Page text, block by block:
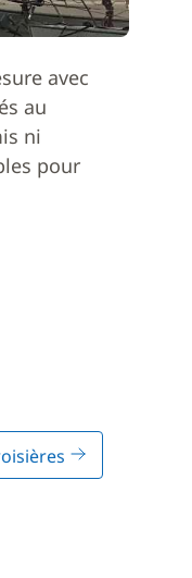
avec
au
ni
pour